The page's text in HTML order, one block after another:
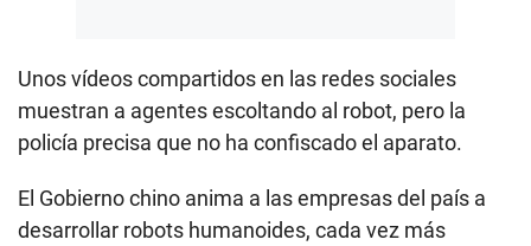
Unos vídeos compartidos en las redes sociales
muestran a agentes escoltando al robot, pero la
policía precisa que no ha confiscado el aparato.
El Gobierno chino anima a las empresas del país a
desarrollar robots humanoides, cada vez más